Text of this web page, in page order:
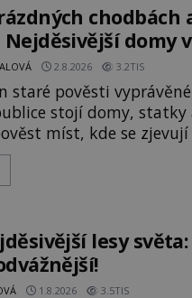
je velká snaha to
chodbách
domy
2.8.2026 3.2TIS
staré pověsti
stojí domy, statky
míst, kde se
zvuky nebo se
generace. A právě
ud
lesy světa: Vstoupí
1.8.2026 3.5TIS